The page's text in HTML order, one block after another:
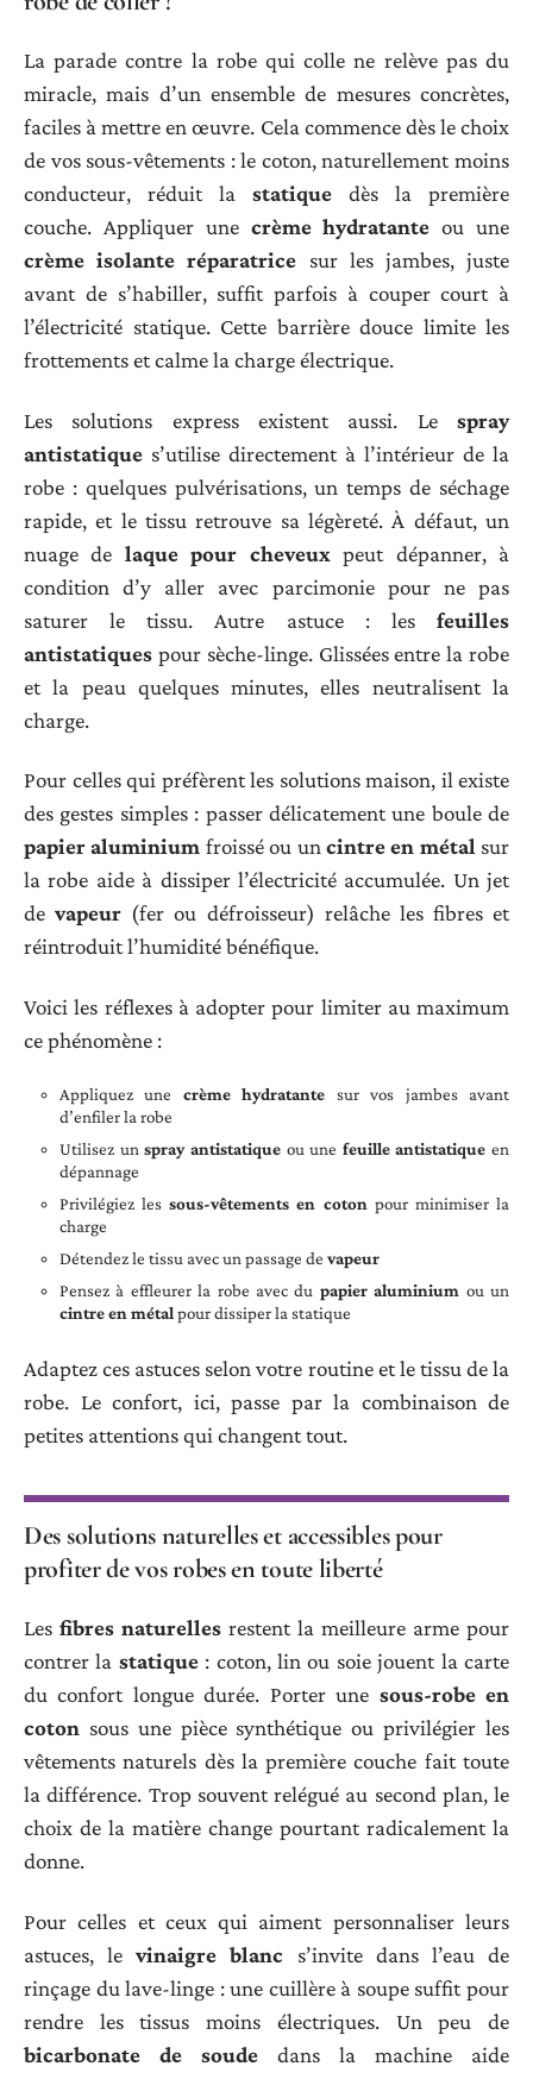
La parade contre la robe qui colle ne relève pas du
miracle, mais d’un ensemble de mesures concrètes,
faciles à mettre en œuvre. Cela commence dès le choix
de vos sous-vêtements : le coton, naturellement moins
conducteur, réduit la statique dès la première
couche. Appliquer une crème hydratante ou une
crème isolante réparatrice sur les jambes, juste
avant de s’habiller, suffit parfois à couper court à
l’électricité statique. Cette barrière douce limite les
frottements et calme la charge électrique.
Les solutions express existent aussi. Le spray
antistatique s’utilise directement à l’intérieur de la
robe : quelques pulvérisations, un temps de séchage
rapide, et le tissu retrouve sa légèreté. À défaut, un
nuage de laque pour cheveux peut dépanner, à
condition d’y aller avec parcimonie pour ne pas
saturer le tissu. Autre astuce : les feuilles
antistatiques pour sèche-linge. Glissées entre la robe
et la peau quelques minutes, elles neutralisent la
charge.
Pour celles qui préfèrent les solutions maison, il existe
des gestes simples : passer délicatement une boule de
papier aluminium froissé ou uncintre en métalsur
la robe aide à dissiper l’électricité accumulée. Un jet
devapeur (fer ou défroisseur) relâche les fibres et
réintroduit l’humidité bénéfique.
Voici les réflexes à adopter pour limiter au maximum
ce phénomène :
Appliquez une crème hydratante sur vos jambes avant
d’enfiler la robe
Utilisez unspray antistatiqueou une feuille antistatique en
dépannage
Privilégiez lessous-vêtements en cotonpour minimiser la
charge
Détendez le tissu avec un passage de vapeur
Pensez à effleurer la robe avec du papier aluminium ou un
cintre en métalpour dissiper la statique
Adaptez ces astuces selon votre routine et le tissu de la
robe. Le confort, ici, passe par la combinaison de
petites attentions qui changent tout.
Des solutions naturelles et accessibles pour
profiter de vos robes en toute liberté
Les fibres naturelles restent la meilleure arme pour
contrer la statique: coton, lin ou soie jouent la carte
du confort longue durée. Porter une sous-robe en
coton sous une pièce synthétique ou privilégier les
vêtements naturels dès la première couche fait toute
la différence. Trop souvent relégué au second plan, le
choix de la matière change pourtant radicalement la
donne.
Pour celles et ceux qui aiment personnaliser leurs
astuces, levinaigre blanc s’invite dans l’eau de
rinçage du lave-linge : une cuillère à soupe suffit pour
rendre les tissus moins électriques. Un peu de
bicarbonate de soude dans la machine aide